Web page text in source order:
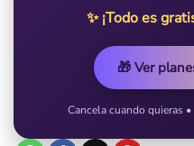
✨ ¡Todo es
🎁 Ver
Cancela cuando quieras